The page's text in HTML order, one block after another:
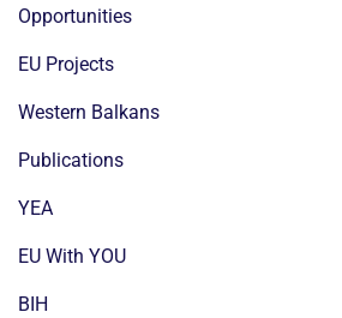
Opportunities
EU Projects
Western Balkans
Publications
YEA
EU With YOU
BIH